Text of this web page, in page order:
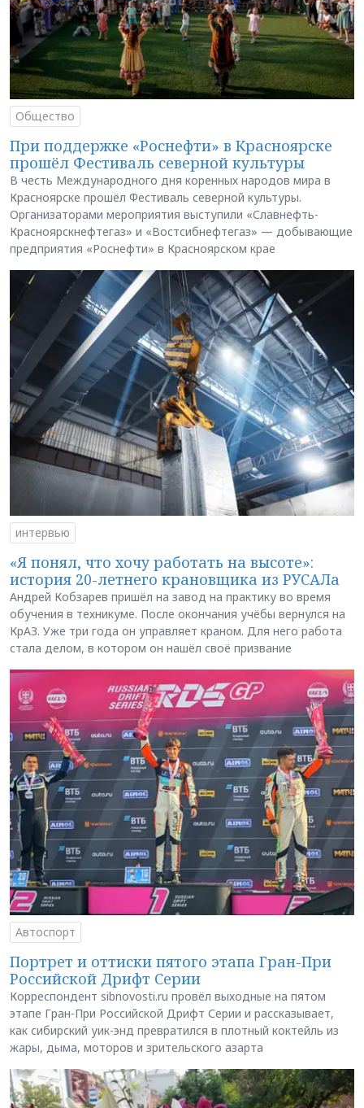
Общество
При поддержке «Роснефти» в Красноярске
прошёл Фестиваль северной культуры
В честь Международного дня коренных народов мира в
Красноярске прошёл Фестиваль северной культуры.
Организаторами мероприятия выступили «Славнефть-
Красноярскнефтегаз» и «Востсибнефтегаз» — добывающие
предприятия «Роснефти» в Красноярском крае
интервью
«Я понял, что хочу работать на высоте»:
история 20-летнего крановщика из РУСАЛа
Андрей Кобзарев пришёл на завод на практику во время
обучения в техникуме. После окончания учёбы вернулся на
КрАЗ. Уже три года он управляет краном. Для него работа
стала делом, в котором он нашёл своё призвание
Автоспорт
Портрет и оттиски пятого этапа Гран-При
Российской Дрифт Серии
Корреспондент sibnovosti.ru провёл выходные на пятом
этапе Гран-При Российской Дрифт Серии и рассказывает,
как сибирский уик-энд превратился в плотный коктейль из
жары, дыма, моторов и зрительского азарта